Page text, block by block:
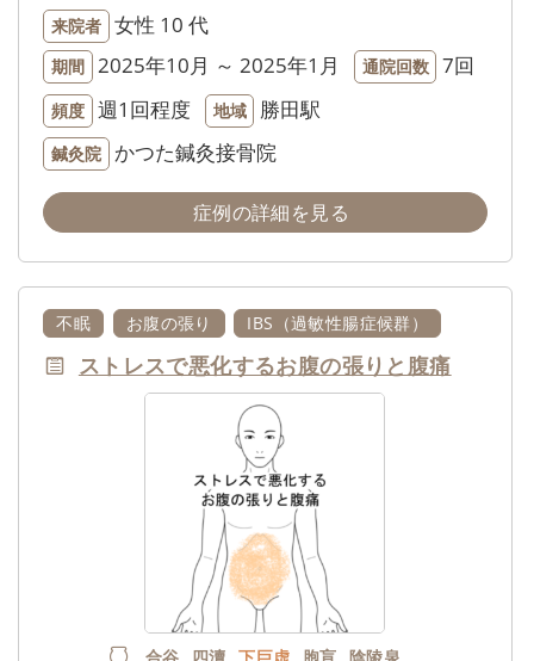
来院者 女性 10 代
期間 2025年10月 ～ 2025年1月 通院回数 7回
頻度 週1回程度 地域 勝田駅
鍼灸院 かつた鍼灸接骨院
症例の詳細を見る
不眠 お腹の張り IBS（過敏性腸症候群）
ストレスで悪化するお腹の張りと腹痛
合谷 四瀆 下巨虚 胞肓 陰陵泉